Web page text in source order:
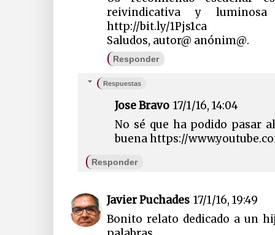
reivindicativa y
http://bit.ly/1Pjs1ca
Saludos, autor@ anónim@.
Responder
Respuestas
Jose Bravo 17/1/16, 14:04
No sé que ha podido pasar
buena https://
Responder
Javier Puchades 17/1/16, 19:49
Bonito relato dedicado a un